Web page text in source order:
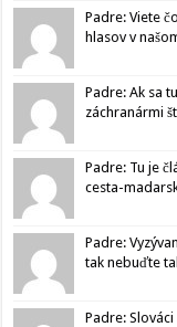
Padre: Viete
hlasov v
Padre: Ak sa
záchranármi
Padre: Tu je
cesta-
Padre:
tak nebuďte
Padre: